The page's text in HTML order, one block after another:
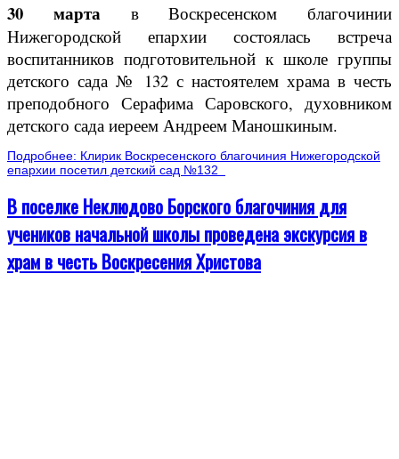
30 мартав Воскресенском благочинии
Нижегородской епархии состоялась встреча
воспитанников подготовительной к школе группы
детского сада № 132 с настоятелем храма в честь
преподобного Серафима Саровского, духовником
детского сада иереем Андреем Маношкиным.
Подробнее: Клирик Воскресенского благочиния Нижегородской
епархии посетил детский сад №132
В поселке Неклюдово Борского благочиния для
учеников начальной школы проведена экскурсия в
храм в честь Воскресения Христова